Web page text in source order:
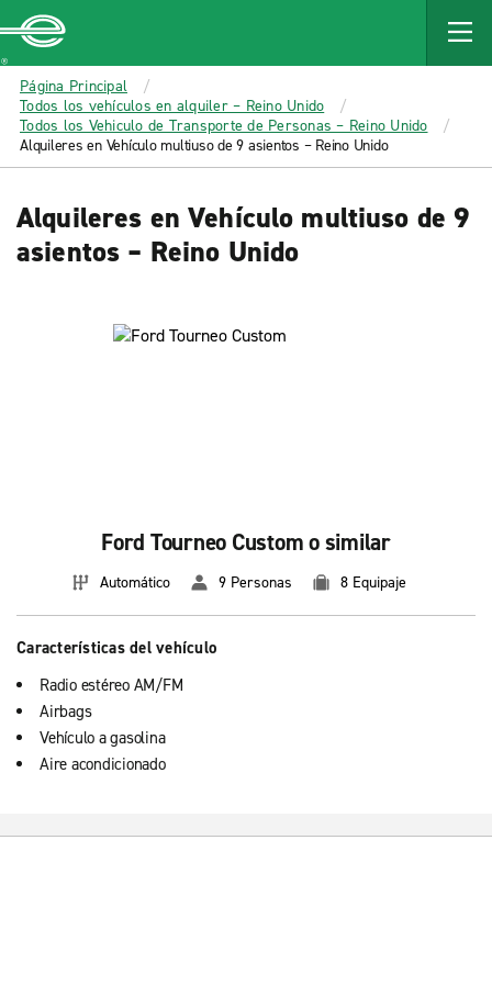
MAIN
CONTENT
Enterprise
Página Principal
Todos los vehículos en alquiler – Reino Unido
Todos los Vehiculo de Transporte de Personas – Reino Unido
Alquileres en Vehículo multiuso de 9 asientos – Reino Unido
Alquileres en Vehículo multiuso de 9
asientos – Reino Unido
Ford Tourneo Custom o similar
Automático 9 Personas 8 Equipaje
Características del vehículo
Radio estéreo AM/FM
Airbags
Vehículo a gasolina
Aire acondicionado